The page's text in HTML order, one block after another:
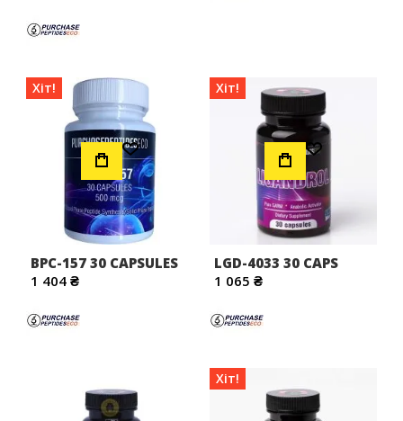
Додати до Списку Бажань
Хіт!
BPC-157 30 CAPSULES
1 404 ₴
Додати до Списку Бажань
Хіт!
LGD-4033 30 CAPS
1 065 ₴
Хіт!